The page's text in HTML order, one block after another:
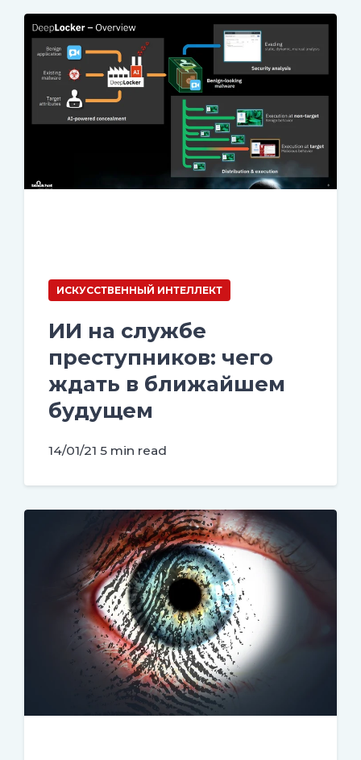
ИСКУССТВЕННЫЙ ИНТЕЛЛЕКТ
ИИ на службе
преступников: чего
ждать в ближайшем
будущем
14/01/21 5 min read